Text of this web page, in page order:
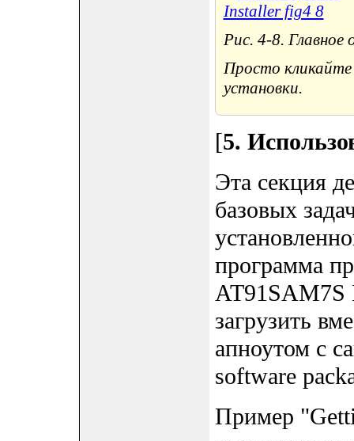
Рис. 4-8. Главное
Просто кликайте
установки.
[5.
Эта секция
базовых
программа
загрузить
апноутом с
software
Пример